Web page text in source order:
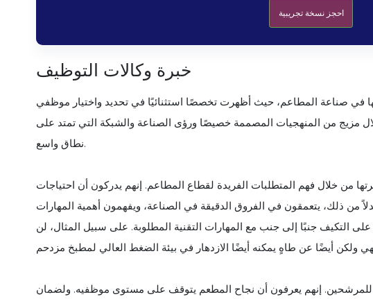
احجز نسخة تجريبية
خبرة وكالات التوظيف
في صناعة المطاعم، حيث أظهرت تخصصًا استثنائيًا في تحديد واختيار موظفي
مزيج من المنهجيات المصممة خصيصًا ورؤى الصناعة والشبكة التي تمتد على
نطاق واسع.
من خلال فهم المتطلبات الفريدة لقطاع المطاعم. إنهم يدركون أن احتياجات
من ذلك، يتعمقون في الفروق الدقيقة في الصناعة، ويفهمون أهمية المهارات
التكيف جنبًا إلى جنب مع المهارات التقنية المطلوبة. على سبيل المثال، لن
إنهم يعرفون أن نجاح المطعم يتوقف على مستوى موظفيه. ولضمان